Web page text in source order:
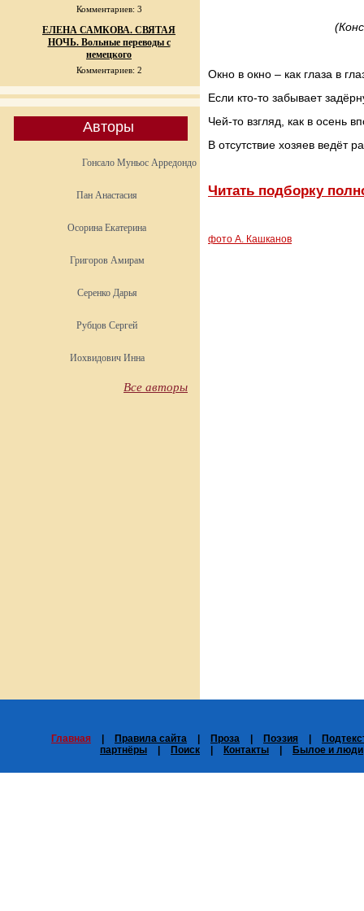
Комментариев: 3
ЕЛЕНА САМКОВА. СВЯТАЯ
НОЧЬ. Вольные переводы с
немецкого
Комментариев: 2
Авторы
Гонсало Муньос Арредондо
Пан Анастасия
Осорина Екатерина
Григоров Амирам
Серенко Дарья
Рубцов Сергей
Иохвидович Инна
Все авторы
Окно в окно – как глаза в
Если кто-то забывает
Чей-то взгляд, как в осень
В отсутствие хозяев ведёт
Читать подборку
фото А. Кашканов
Главная Правила сайта Проза Поэзия
партнёры
Поиск Контакты Былое и люди